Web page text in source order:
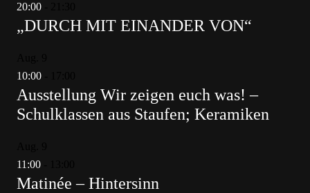
20:00
„DURCH MIT EINANDER VON“
10:00
Ausstellung Wir zeigen euch was! –
Schulklassen aus Staufen; Keramiken
11:00
Matinée – Hintersinn